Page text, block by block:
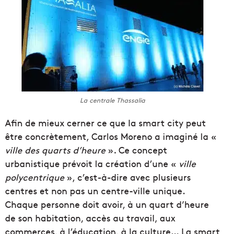
La centrale Thassalia
Afin de mieux cerner ce que la smart city peut
être concrètement, Carlos Moreno a imaginé la «
ville des quarts d’heure». Ce concept
urbanistique prévoit la création d’une « ville
polycentrique», c’est-à-dire avec plusieurs
centres et non pas un centre-ville unique.
Chaque personne doit avoir, à un quart d’heure
de son habitation, accès au travail, aux
commerces, à l’éducation, à la culture… La smart